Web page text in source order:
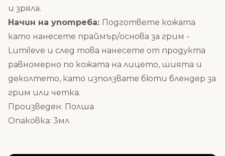
и зряла.
Начин на употреба: Подгответе кожата
като нанесете праймър/основа за грим -
Lumileve и след това нанесете от продукта
равномерно по кожата на лицето, шията и
деколтето, като използвате бюти блендер за
грим или четка.
Произведен: Полша
Опаковка: 3мл